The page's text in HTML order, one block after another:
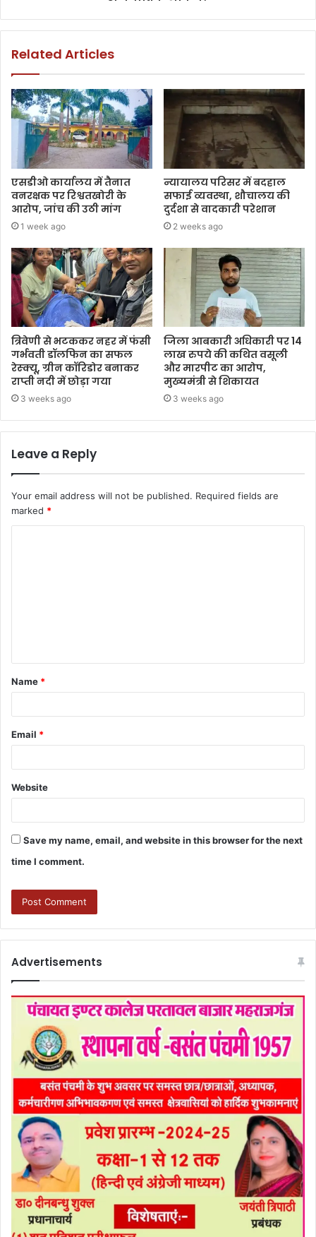
Related Articles
एसडीओ कार्यालय में तैनात
वनरक्षक पर रिश्वतखोरी के
आरोप, जांच की उठी मांग
1 week ago
न्यायालय परिसर में बदहाल
सफाई व्यवस्था, शौचालय की
दुर्दशा से वादकारी परेशान
2 weeks ago
त्रिवेणी से भटककर नहर में फंसी
गर्भवती डॉलफिन का सफल
रेस्क्यू, ग्रीन कॉरिडोर बनाकर
राप्ती नदी में छोड़ा गया
3 weeks ago
जिला आबकारी अधिकारी पर 14
लाख रुपये की कथित वसूली
और मारपीट का आरोप,
मुख्यमंत्री से शिकायत
3 weeks ago
Leave a Reply
Your email address will not be published. Required fields are
marked *
Name *
Email *
Website
Save my name, email, and website in this browser for the next
time I comment.
Advertisements